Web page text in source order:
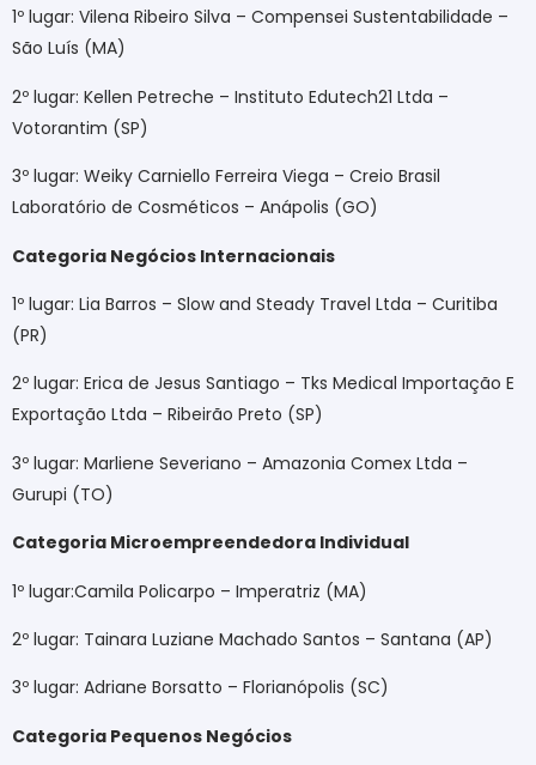
1º lugar: Vilena Ribeiro Silva – Compensei Sustentabilidade –
São Luís (MA)
2º lugar: Kellen Petreche – Instituto Edutech21 Ltda –
Votorantim (SP)
3º lugar: Weiky Carniello Ferreira Viega – Creio Brasil
Laboratório de Cosméticos – Anápolis (GO)
Categoria Negócios Internacionais
1º lugar: Lia Barros – Slow and Steady Travel Ltda – Curitiba
(PR)
2º lugar: Erica de Jesus Santiago – Tks Medical Importação E
Exportação Ltda – Ribeirão Preto (SP)
3º lugar: Marliene Severiano – Amazonia Comex Ltda –
Gurupi (TO)
Categoria Microempreendedora Individual
1º lugar:Camila Policarpo – Imperatriz (MA)
2º lugar: Tainara Luziane Machado Santos – Santana (AP)
3º lugar: Adriane Borsatto – Florianópolis (SC)
Categoria Pequenos Negócios